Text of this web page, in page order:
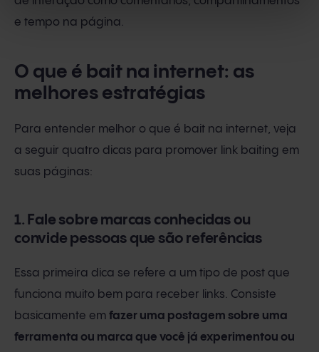
e tempo na página.
O que é bait na internet: as
melhores estratégias
Para entender melhor o que é bait na internet, veja
a seguir quatro dicas para promover link baiting em
suas páginas:
1. Fale sobre marcas conhecidas ou
convide pessoas que são referências
Essa primeira dica se refere a um tipo de post que
funciona muito bem para receber links. Consiste
basicamente em fazer uma postagem sobre uma
ferramenta ou marca que você já experimentou ou